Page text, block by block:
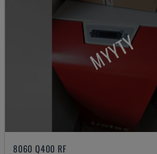
MYYTY
8060 Q400 RF